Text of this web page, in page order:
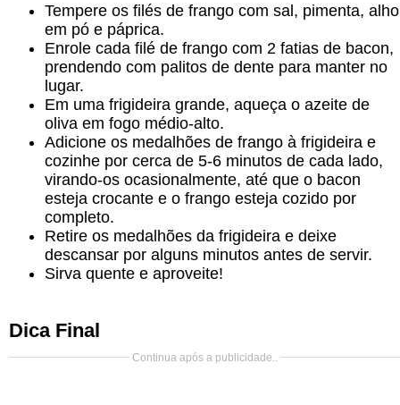
Tempere os filés de frango com sal, pimenta, alho
em pó e páprica.
Enrole cada filé de frango com 2 fatias de bacon,
prendendo com palitos de dente para manter no
lugar.
Em uma frigideira grande, aqueça o azeite de
oliva em fogo médio-alto.
Adicione os medalhões de frango à frigideira e
cozinhe por cerca de 5-6 minutos de cada lado,
virando-os ocasionalmente, até que o bacon
esteja crocante e o frango esteja cozido por
completo.
Retire os medalhões da frigideira e deixe
descansar por alguns minutos antes de servir.
Sirva quente e aproveite!
Dica Final
Continua após a publicidade..